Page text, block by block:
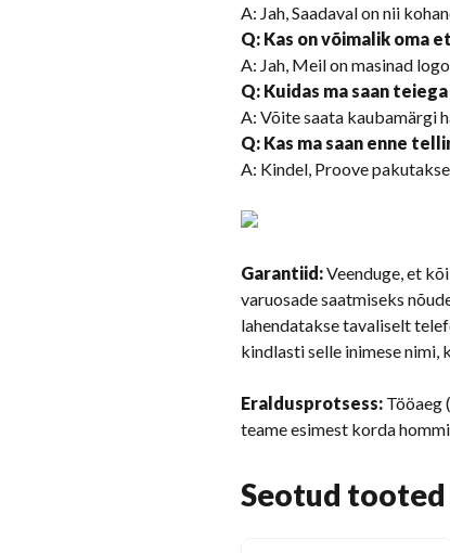
A: Jah, Saadaval on nii
Q: Kas on võimalik oma
A: Jah, Meil on masinad
Q: Kuidas ma saan
A: Võite saata kaubamärgi
Q: Kas ma saan enne
A: Kindel, Proove
Garantiid:Veenduge, et
varuosade saatmiseks
lahendatakse tavaliselt
kindlasti selle inimese nimi,
Eraldusprotsess: Tööaeg
teame esimest korda
Seotud tooted